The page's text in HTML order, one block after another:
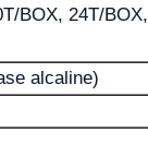
BOX, 24T/
alcaline)